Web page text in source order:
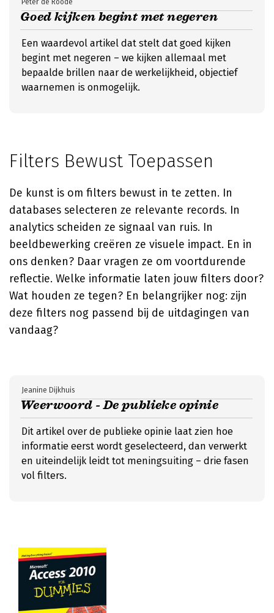
Goed kijken begint met negeren
Peter de Roode
Een waardevol artikel dat stelt dat goed kijken
begint met negeren – we kijken allemaal met
bepaalde brillen naar de werkelijkheid, objectief
waarnemen is onmogelijk.
Filters Bewust Toepassen
De kunst is om filters bewust in te zetten. In
databases selecteren ze relevante records. In
analytics scheiden ze signaal van ruis. In
beeldbewerking creëren ze visuele impact. En in
ons denken? Daar vragen ze om voortdurende
reflectie. Welke informatie laten jouw filters door?
Wat houden ze tegen? En belangrijker nog: zijn
deze filters nog passend bij de uitdagingen van
vandaag?
Weerwoord - De publieke opinie
Jeanine Dijkhuis
Dit artikel over de publieke opinie laat zien hoe
informatie eerst wordt geselecteerd, dan verwerkt
en uiteindelijk leidt tot meningsuiting – drie fasen
vol filters.